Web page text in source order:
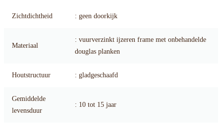
Zichtdichtheid : geen doorkijk
Materiaal
: vuurverzinkt ijzeren frame met onbehandelde
douglas planken
Houtstructuur : gladgeschaafd
Gemiddelde
levensduur
: 10 tot 15 jaar